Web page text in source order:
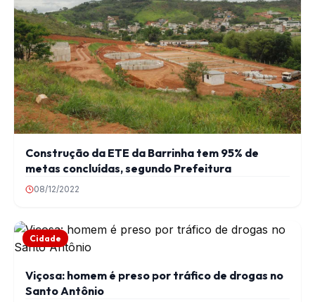
Construção da ETE da Barrinha tem 95% de
metas concluídas, segundo Prefeitura
08/12/2022
Cidade
Viçosa: homem é preso por tráfico de drogas no
Santo Antônio